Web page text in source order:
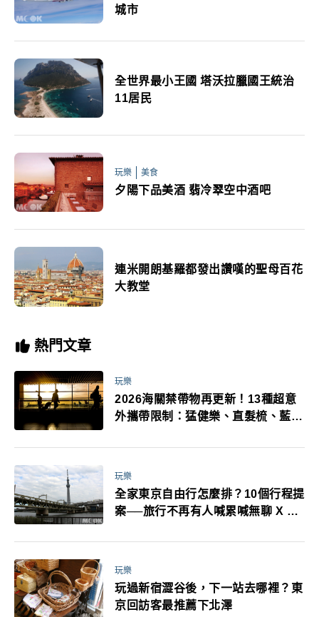
城市
全世界最小王國 塔沃拉臘國王統治
11居民
玩樂 美食
夕陽下品美酒 翡冷翠空中酒吧
連米開朗基羅都發出讚嘆的聖母百花
大教堂
熱門文章
玩樂
2026海關禁帶物再更新！13種超意
外攜帶限制：猛健樂、直髮梳、藍牙
萬！注意事項一次看！
玩樂
全家東京自由行怎麼排？10個行程提
案──旅行不再有人喊累喊無聊 X 爸
玩樂
玩過新宿澀谷後，下一站去哪裡？東
京回訪客最推薦下北澤